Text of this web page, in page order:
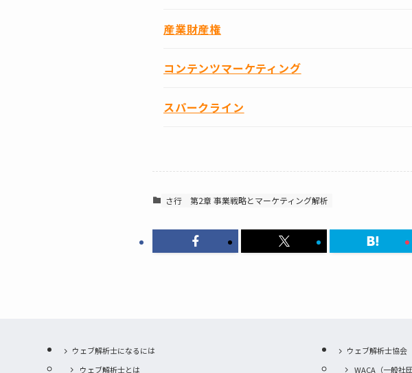
産業財産権
コンテンツマーケティング
スパークライン
さ行 第2章 事業戦略とマーケティング解析
ウェブ解析士になるには
ウェブ解析士とは
ウェブ解析士協会
WACA（一般社